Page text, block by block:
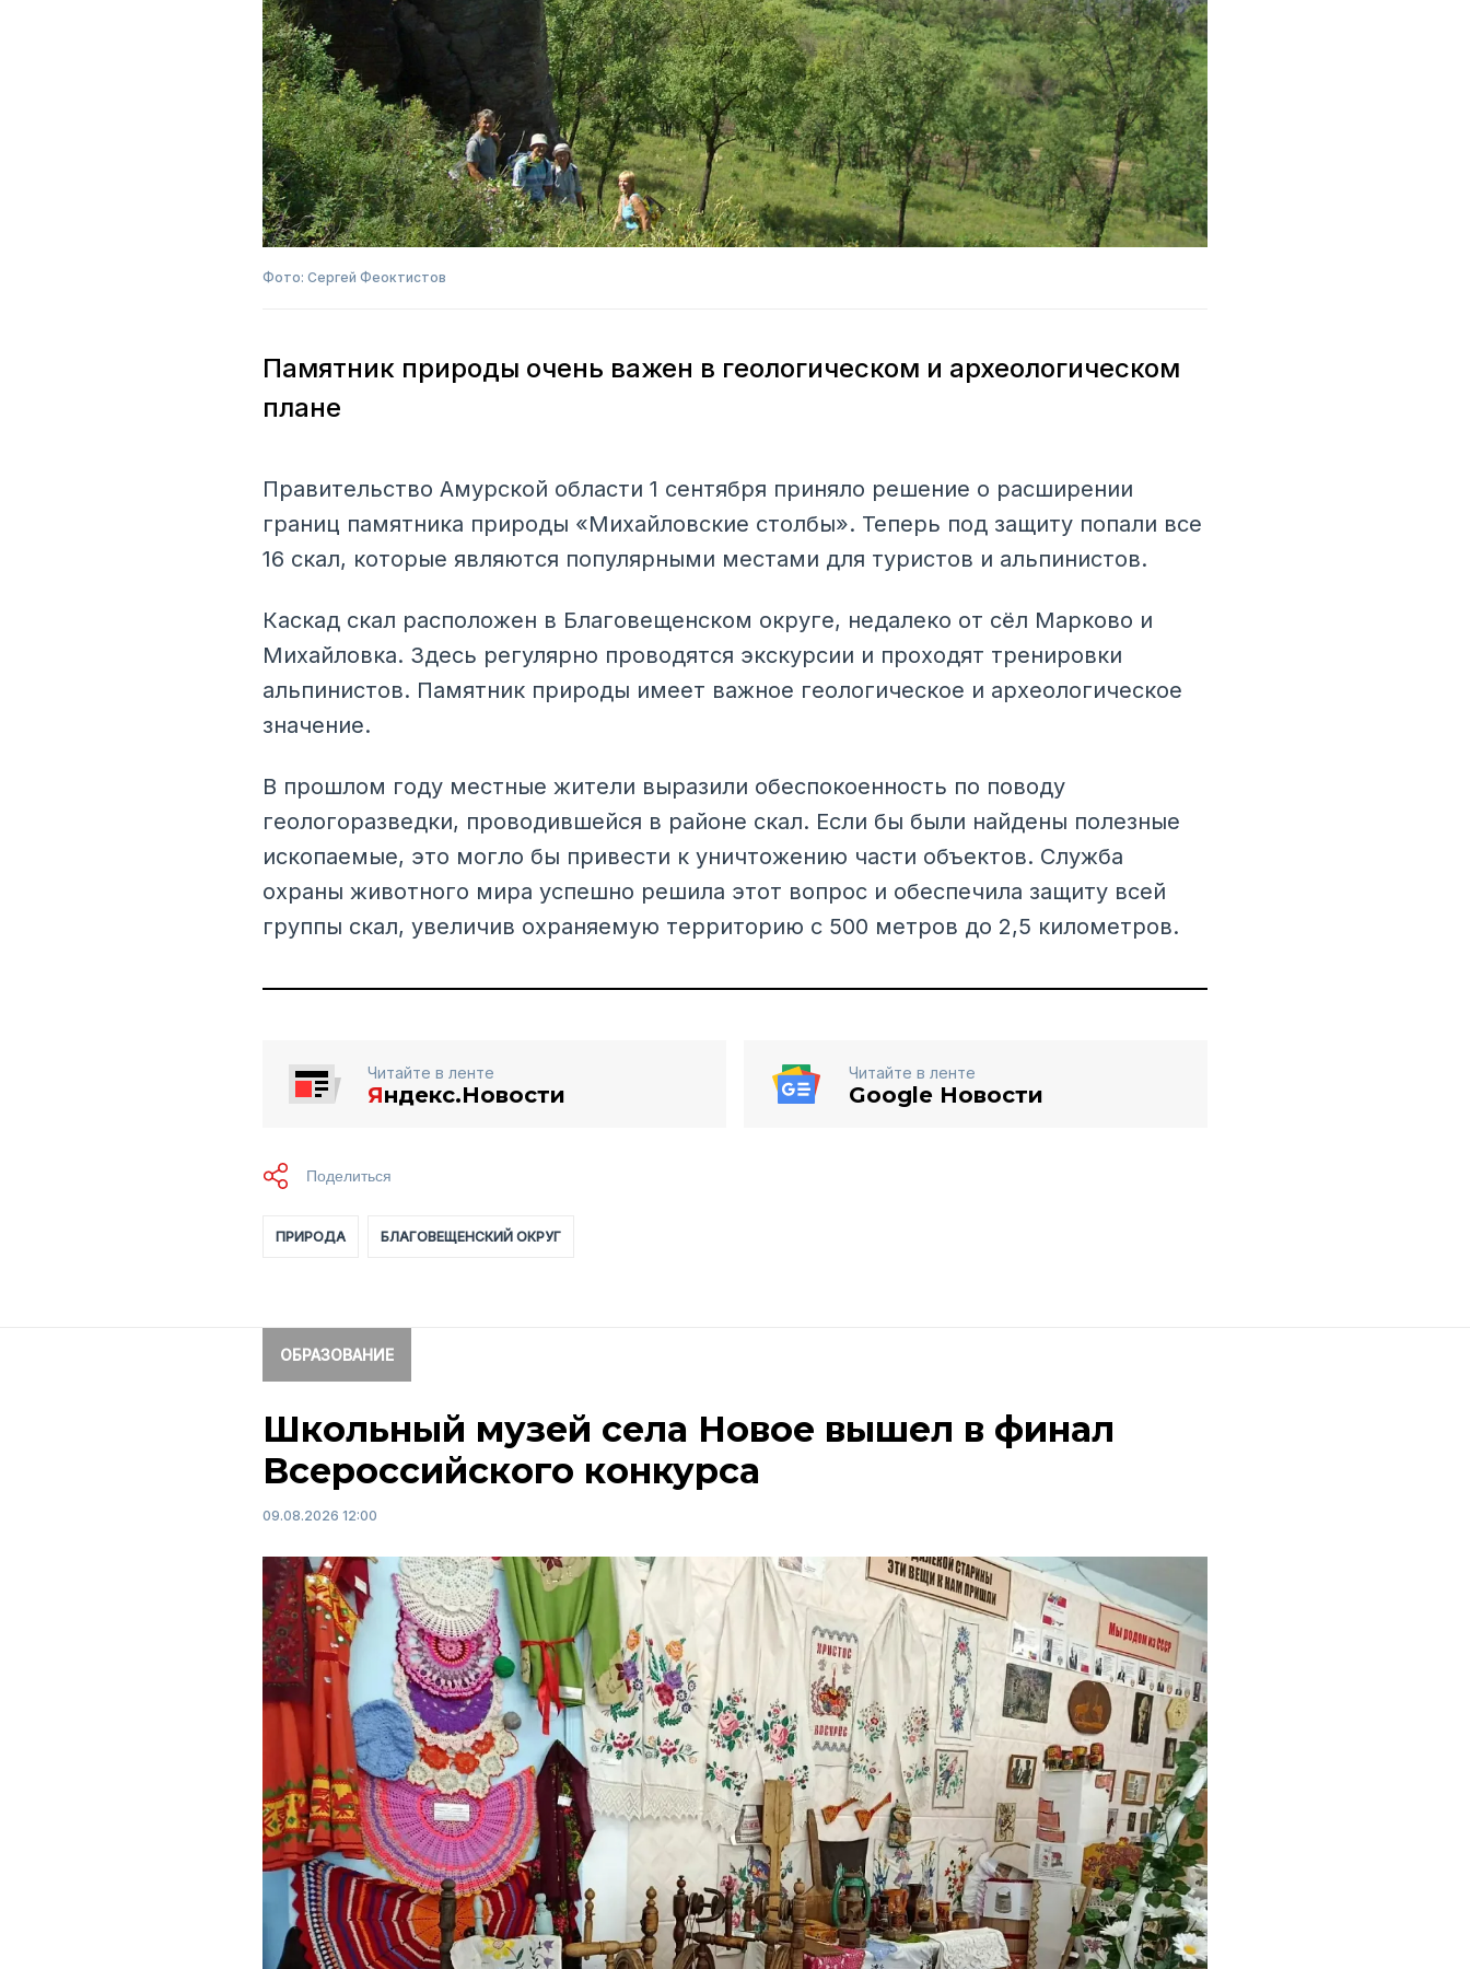
Фото: Сергей Феоктистов
Памятник природы очень важен в геологическом и археологическом
плане
Правительство Амурской области 1 сентября приняло решение о расширении
границ памятника природы «Михайловские столбы». Теперь под защиту попали все
16 скал, которые являются популярными местами для туристов и альпинистов.
Каскад скал расположен в Благовещенском округе, недалеко от сёл Марково и
Михайловка. Здесь регулярно проводятся экскурсии и проходят тренировки
альпинистов. Памятник природы имеет важное геологическое и археологическое
значение.
В прошлом году местные жители выразили обеспокоенность по поводу
геологоразведки, проводившейся в районе скал. Если бы были найдены полезные
ископаемые, это могло бы привести к уничтожению части объектов. Служба
охраны животного мира успешно решила этот вопрос и обеспечила защиту всей
группы скал, увеличив охраняемую территорию с 500 метров до 2,5 километров.
Читайте в ленте
Яндекс.Новости
Читайте в ленте
Google Новости
ПРИРОДА БЛАГОВЕЩЕНСКИЙ ОКРУГ
ОБРАЗОВАНИЕ
Школьный музей села Новое вышел в финал
Всероссийского конкурса
09.08.2026 12:00